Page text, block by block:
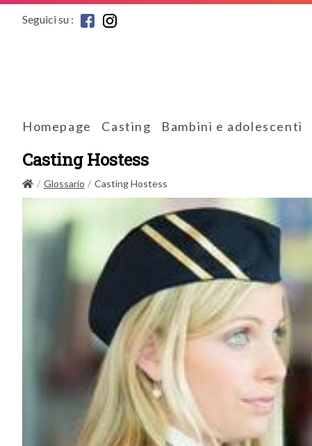
Seguici su :
Homepage Casting Bambini e adolescenti
Casting Hostess
Glossario Casting Hostess